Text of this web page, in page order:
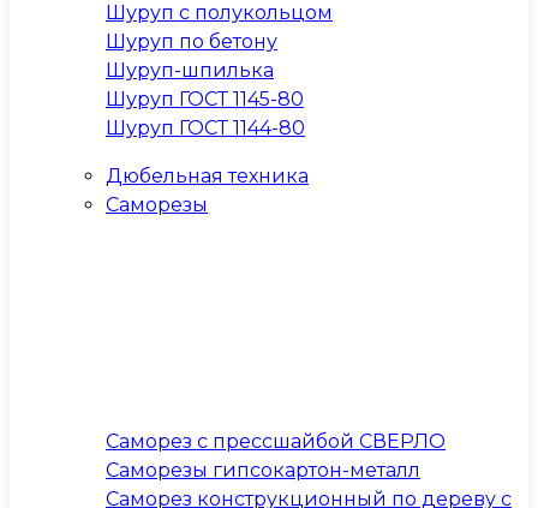
Шуруп с полукольцом
Шуруп по бетону
Шуруп-шпилька
Шуруп ГОСТ 1145-80
Шуруп ГОСТ 1144-80
Дюбельная техника
Саморезы
Саморез с прессшайбой СВЕРЛО
Саморезы гипсокартон-металл
Саморез конструкционный по дереву с